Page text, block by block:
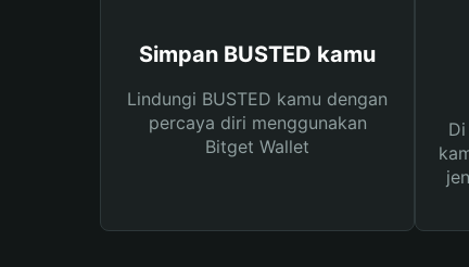
Simpan BUSTED kamu
Lindungi BUSTED kamu dengan
percaya diri menggunakan
Bitget Wallet